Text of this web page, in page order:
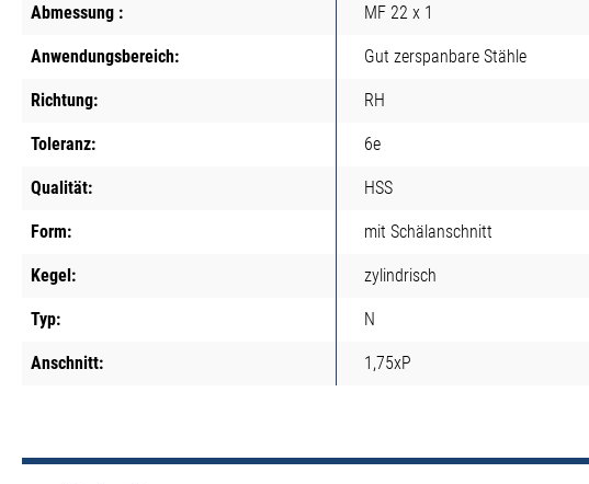
Abmessung : MF 22 x 1
Anwendungsbereich: Gut zerspanbare Stähle
Richtung: RH
Toleranz: 6e
Qualität: HSS
Form: mit Schälanschnitt
Kegel: zylindrisch
Typ: N
Anschnitt: 1,75xP